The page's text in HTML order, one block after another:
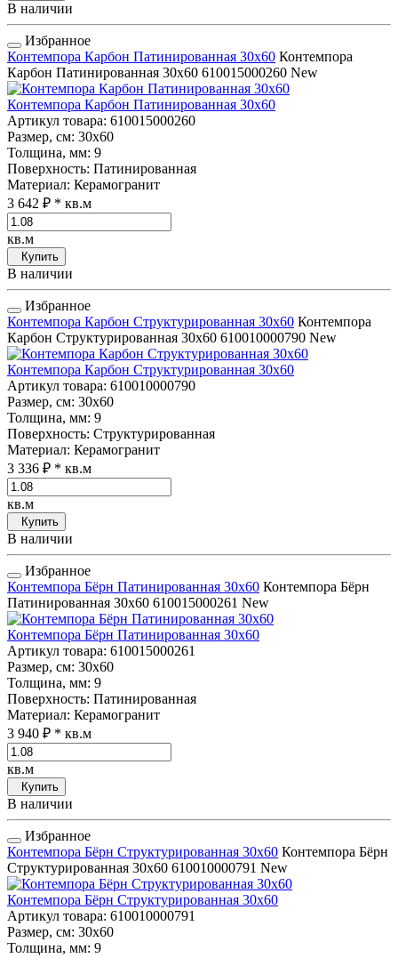
В наличии
Избранное
Контемпора Карбон Патинированная 30x60 Контемпора
Карбон Патинированная 30x60 610015000260 New
Контемпора Карбон Патинированная 30x60
Артикул товара: 610015000260
Размер, см: 30x60
Толщина, мм: 9
Поверхность: Патинированная
Материал: Керамогранит
3 642 ₽ * кв.м
кв.м
Купить
В наличии
Избранное
Контемпора Карбон Структурированная 30x60 Контемпора
Карбон Структурированная 30x60 610010000790 New
Контемпора Карбон Структурированная 30x60
Артикул товара: 610010000790
Размер, см: 30x60
Толщина, мм: 9
Поверхность: Структурированная
Материал: Керамогранит
3 336 ₽ * кв.м
кв.м
Купить
В наличии
Избранное
Контемпора Бёрн Патинированная 30x60 Контемпора Бёрн
Патинированная 30x60 610015000261 New
Контемпора Бёрн Патинированная 30x60
Артикул товара: 610015000261
Размер, см: 30x60
Толщина, мм: 9
Поверхность: Патинированная
Материал: Керамогранит
3 940 ₽ * кв.м
кв.м
Купить
В наличии
Избранное
Контемпора Бёрн Структурированная 30x60 Контемпора Бёрн
Структурированная 30x60 610010000791 New
Контемпора Бёрн Структурированная 30x60
Артикул товара: 610010000791
Размер, см: 30x60
Толщина, мм: 9